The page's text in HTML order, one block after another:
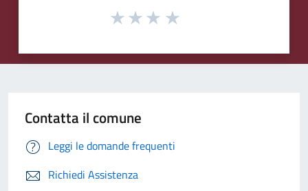
Contatta il comune
Leggi le domande frequenti
Richiedi Assistenza